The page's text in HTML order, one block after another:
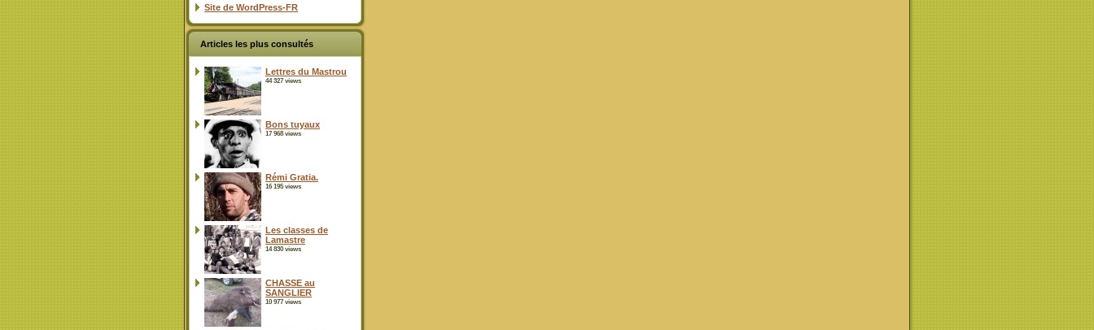
Site de WordPress-FR
Articles les plus consultés
Lettres du Mastrou
44 327 views
Bons tuyaux
17 968 views
Rémi Gratia.
16 195 views
Les classes de
Lamastre
14 830 views
CHASSE au
SANGLIER
10 977 views